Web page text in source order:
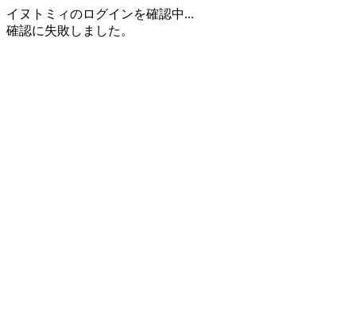
イヌトミィのログインを確認中...
確認に失敗しました。